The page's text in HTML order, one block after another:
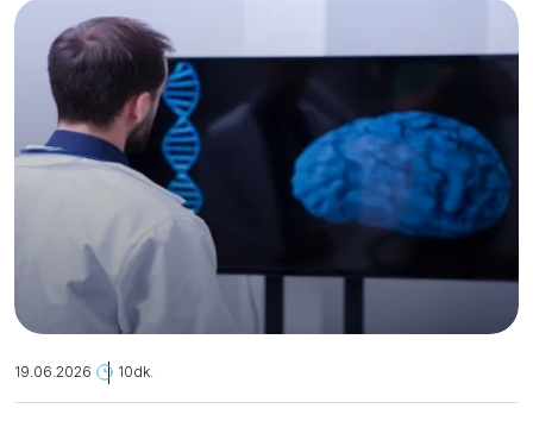
19.06.2026 10dk.